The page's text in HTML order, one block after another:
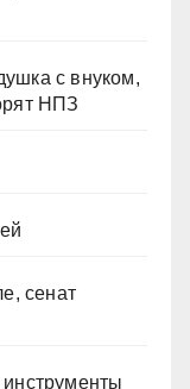
с внуком,
НПЗ
сенат